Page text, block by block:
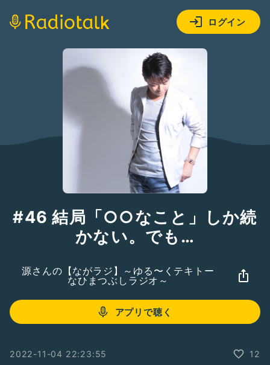
ログイン
#46 結局「○○なこと」しか続
かない。でも…
源さんの【ながラジ】～ゆる〜くテキトー
なひまつぶしラジオ～
アプリで聴く
2022-11-04 22:23:55 12